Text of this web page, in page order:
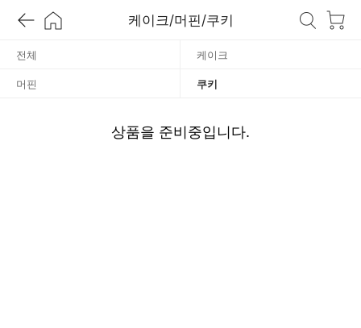
케이크/머핀/쿠키
전체 케이크
머핀 쿠키
상품을 준비중입니다.